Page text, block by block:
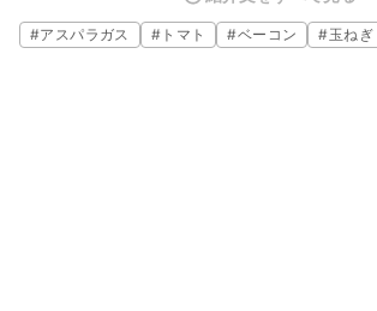
アスパラガスのしゃきっとした食感もいいです
お酒にもよく合うパスタです。
#アスパラガス # トマト #ベーコン #玉ねぎ